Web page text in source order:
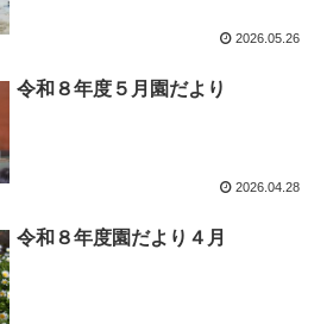
2026.05.26
令和８年度５月園だより
2026.04.28
令和８年度園だより４月